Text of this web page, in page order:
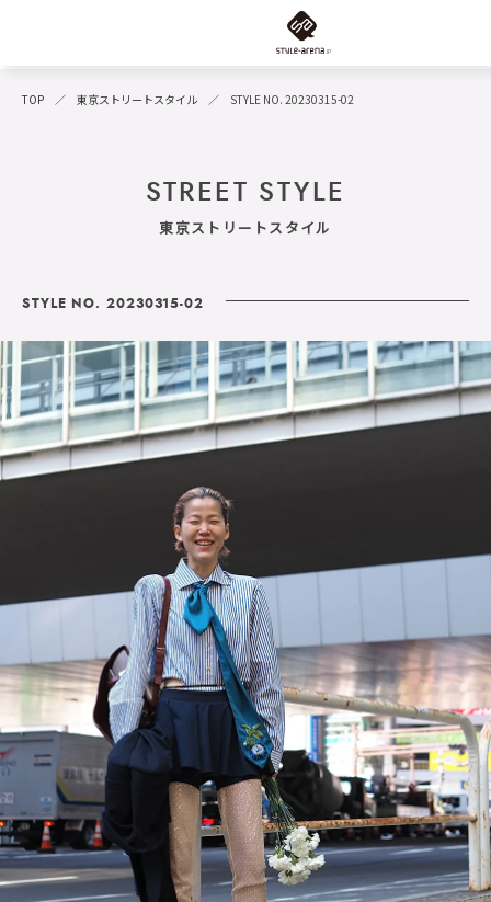
TOP 東京ストリートスタイル STYLE NO. 20230315-02
STREET STYLE
東京ストリートスタイル
STYLE NO. 20230315-02